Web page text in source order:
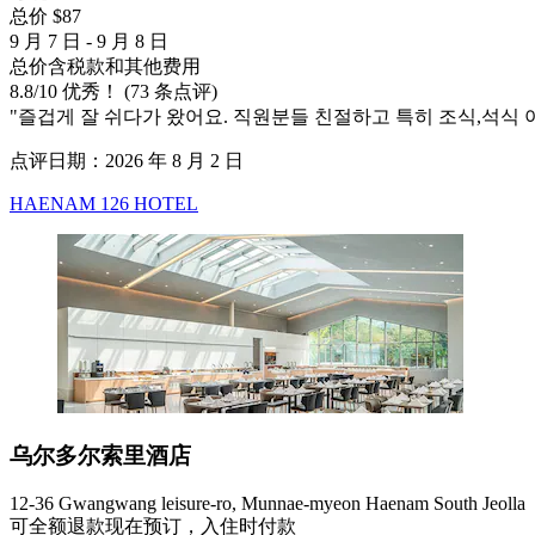
总价 $87
9 月 7 日 - 9 月 8 日
总价含税款和其他费用
8.8/10 优秀！ (73 条点评)
"즐겁게 잘 쉬다가 왔어요. 직원분들 친절하고 특히 조식,석식
点评日期：2026 年 8 月 2 日
HAENAM 126 HOTEL
乌尔多尔索里酒店
12-36 Gwangwang leisure-ro, Munnae-myeon Haenam South Jeolla
可全额退款现在预订，入住时付款